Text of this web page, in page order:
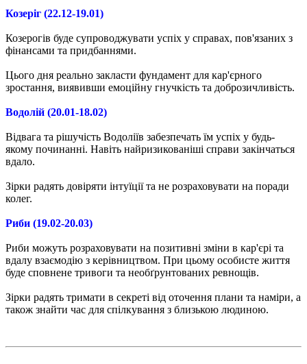
Козеріг (22.12-19.01)
Козерогів буде супроводжувати успіх у справах, пов'язаних з
фінансами та придбаннями.
Цього дня реально закласти фундамент для кар'єрного
зростання, виявивши емоційну гнучкість та доброзичливість.
Водолій (20.01-18.02)
Відвага та рішучість Водоліїв забезпечать їм успіх у будь-
якому починанні. Навіть найризикованіші справи закінчаться
вдало.
Зірки радять довіряти інтуїції та не розраховувати на поради
колег.
Риби (19.02-20.03)
Риби можуть розраховувати на позитивні зміни в кар'єрі та
вдалу взаємодію з керівництвом. При цьому особисте життя
буде сповнене тривоги та необґрунтованих ревнощів.
Зірки радять тримати в секреті від оточення плани та наміри, а
також знайти час для спілкування з близькою людиною.